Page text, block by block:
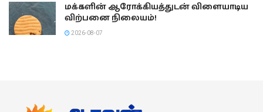
மக்களின் ஆரோக்கியத்துடன் விளையாடிய
விற்பனை நிலையம்!
2026-08-07